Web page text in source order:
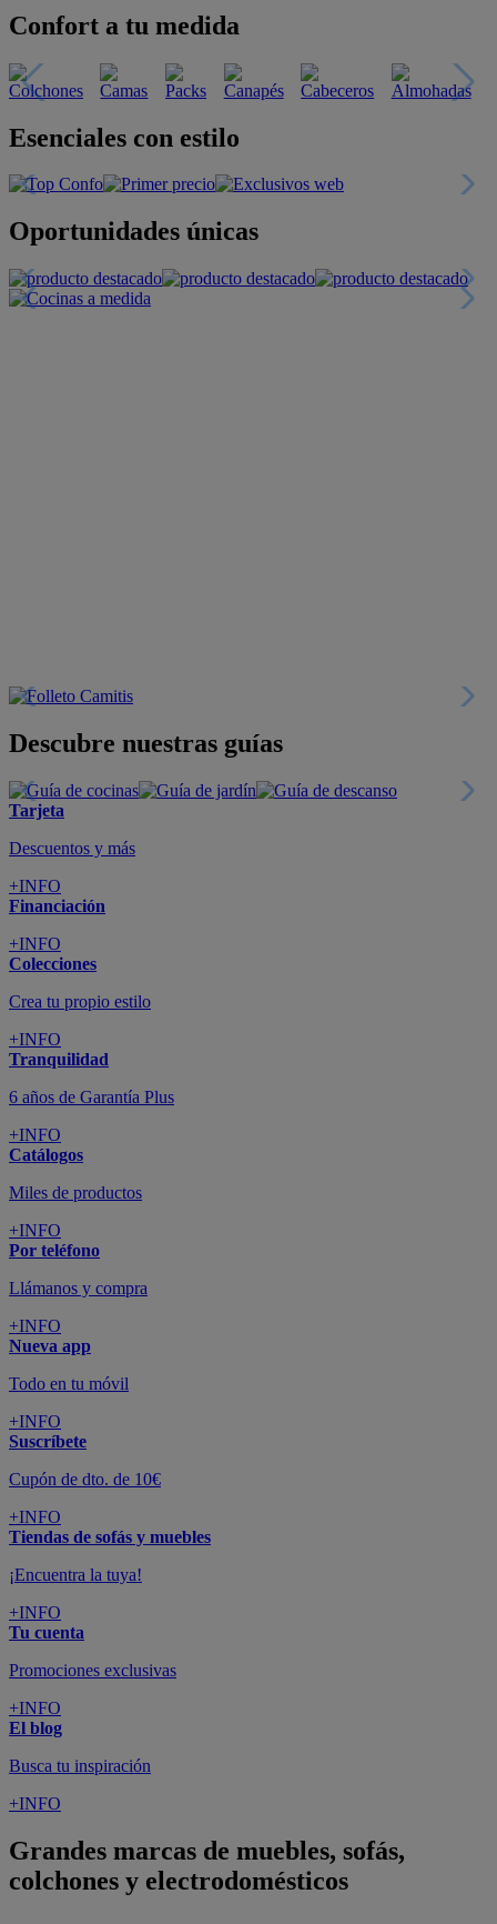
Confort a tu medida
Esenciales con estilo
Oportunidades únicas
Descubre nuestras guías
Tarjeta
Descuentos y más
+INFO
Financiación
+INFO
Colecciones
Crea tu propio estilo
+INFO
Tranquilidad
6 años de Garantía Plus
+INFO
Catálogos
Miles de productos
+INFO
Por teléfono
Llámanos y compra
+INFO
Nueva app
Todo en tu móvil
+INFO
Suscríbete
Cupón de dto. de 10€
+INFO
Tiendas de sofás y muebles
¡Encuentra la tuya!
+INFO
Tu cuenta
Promociones exclusivas
+INFO
El blog
Busca tu inspiración
+INFO
Grandes marcas de muebles, sofás,
colchones y electrodomésticos